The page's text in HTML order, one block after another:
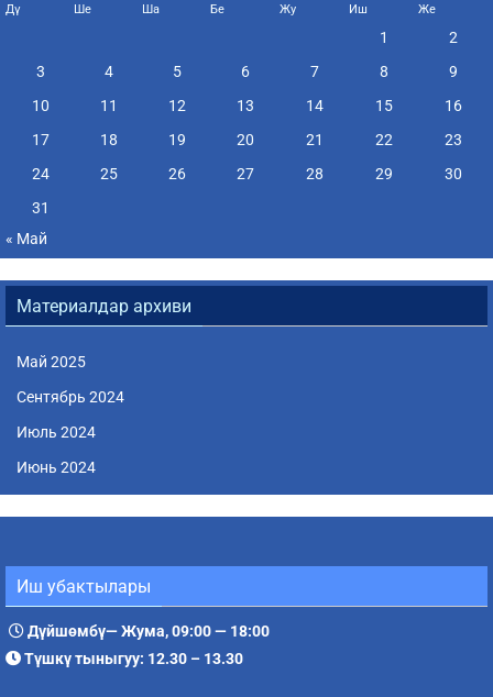
Дү Ше Ша Бе Жу Иш Же
1
2
3
4 5 6 7 8
9
10
11 12 13 14 15
16
17
18 19 20 21 22
23
24
25 26 27 28 29
30
31
« Май
Материалдар архиви
Май 2025
Сентябрь 2024
Июль 2024
Июнь 2024
Иш убактылары
Дүйшөмбү— Жума, 09:00 — 18:00
Түшкү тыныгуу: 12.30 – 13.30